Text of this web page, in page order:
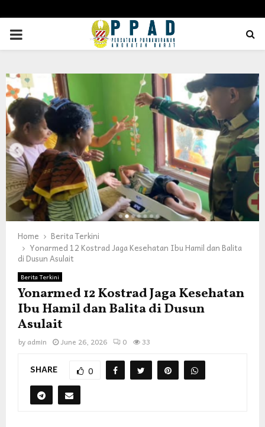
PRIMARY
Home
Berita Terkini
Yonarmed 12 Kostrad Jaga Kesehatan Ibu Hamil dan Balita
di Dusun Asulait
Berita Terkini
Yonarmed 12 Kostrad Jaga Kesehatan
Ibu Hamil dan Balita di Dusun
Asulait
by admin June 26, 2026 0 33
SHARE 0